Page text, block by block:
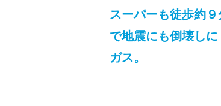
スーパーも徒歩約
で地震にも倒壊し
ガス。